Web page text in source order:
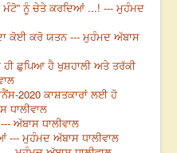
ਮੰਟੋ” ਨੂੰ ਚੇਤੇ ਕਰਦਿਆਂ ...! --- ਮੁਹੰਮਦ
ਕੋਈ ਕਰੋ ਯਤਨ --- ਮੁਹੰਮਦ ਅੱਬਾਸ
ਛੁਪਿਆ ਹੈ ਖੁਸ਼ਹਾਲੀ ਅਤੇ ਤਰੱਕੀ
2020 ਕਾਸ਼ਤਕਾਰਾਂ ਲਈ ਹੋ
ਧਾਲੀਵਾਲ
ਅੱਬਾਸ ਧਾਲੀਵਾਲ
ਮੁਹੰਮਦ ਅੱਬਾਸ ਧਾਲੀਵਾਲ